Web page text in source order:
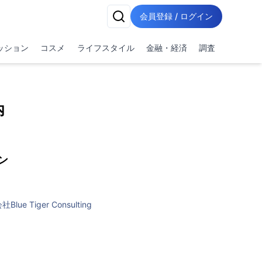
会員登録 / ログイン
ション コスメ ライフスタイル 金融・経済 調査
社Blue Tiger Consulting